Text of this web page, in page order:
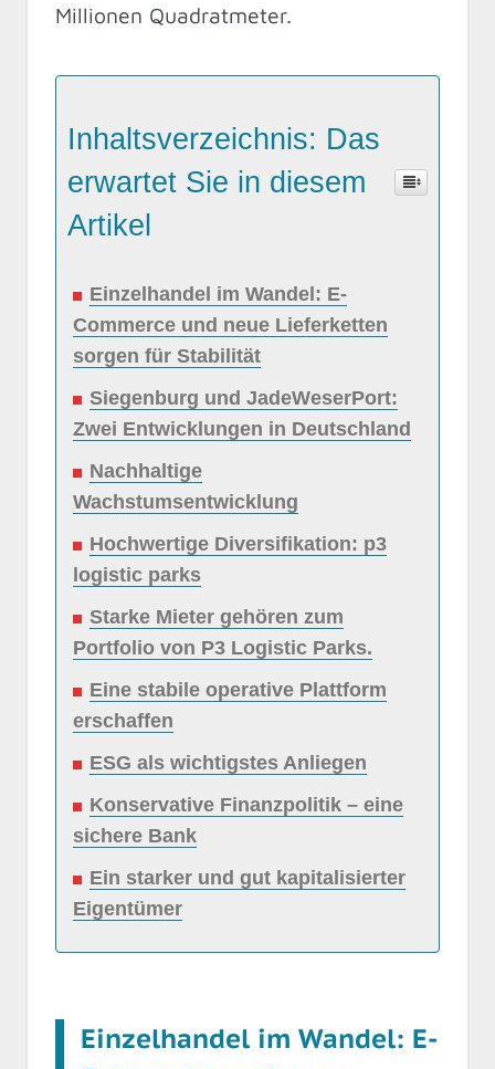
Millionen Quadratmeter.
Inhaltsverzeichnis: Das
erwartet Sie in diesem
Artikel
Einzelhandel im Wandel: E-
Commerce und neue Lieferketten
sorgen für Stabilität
Siegenburg und JadeWeserPort:
Zwei Entwicklungen in Deutschland
Nachhaltige
Wachstumsentwicklung
Hochwertige Diversifikation: p3
logistic parks
Starke Mieter gehören zum
Portfolio von P3 Logistic Parks.
Eine stabile operative Plattform
erschaffen
ESG als wichtigstes Anliegen
Konservative Finanzpolitik – eine
sichere Bank
Ein starker und gut kapitalisierter
Eigentümer
Einzelhandel im Wandel: E-